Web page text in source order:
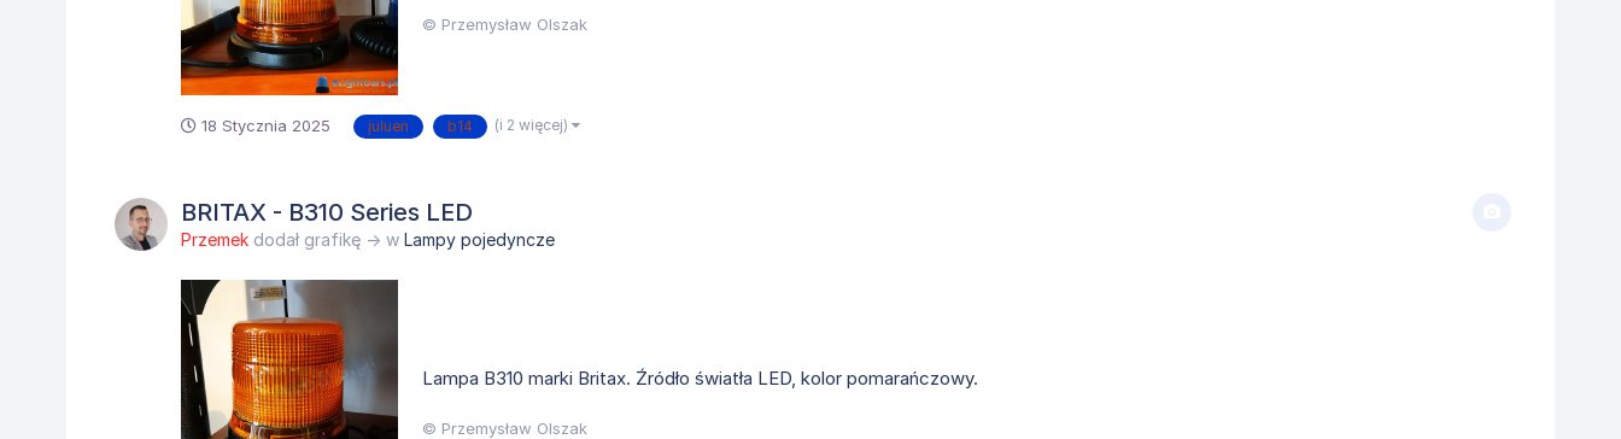
© Przemysław Olszak
18 Stycznia 2025 juluen b14 (i 2 więcej)
BRITAX - B310 Series LED
Przemek dodał grafikę → w Lampy pojedyncze
Lampa B310 marki Britax. Źródło światła LED, kolor pomarańczowy.
© Przemysław Olszak